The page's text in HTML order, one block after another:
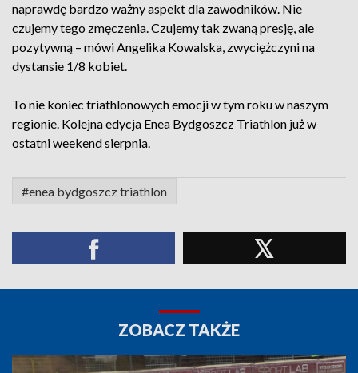
naprawdę bardzo ważny aspekt dla zawodników. Nie
czujemy tego zmęczenia. Czujemy tak zwaną presję, ale
pozytywną – mówi Angelika Kowalska, zwyciężczyni na
dystansie 1/8 kobiet.
To nie koniec triathlonowych emocji w tym roku w naszym
regionie. Kolejna edycja Enea Bydgoszcz Triathlon już w
ostatni weekend sierpnia.
#enea bydgoszcz triathlon
ZOBACZ TAKŻE